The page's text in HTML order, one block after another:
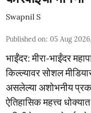
Swapnil S
Published on: 05 Aug
भाईंंदर: मीरा-भाईंदर
किल्ल्यावर सोशल
असलेल्या अशोभनीय
ऐतिहासिक महत्त्व